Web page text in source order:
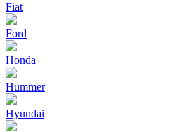
Fiat
Ford
Honda
Hummer
Hyundai